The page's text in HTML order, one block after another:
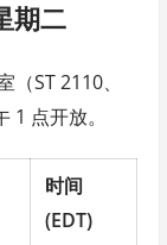
期二
ST 2110、
1 点开放。
时间
(EDT)